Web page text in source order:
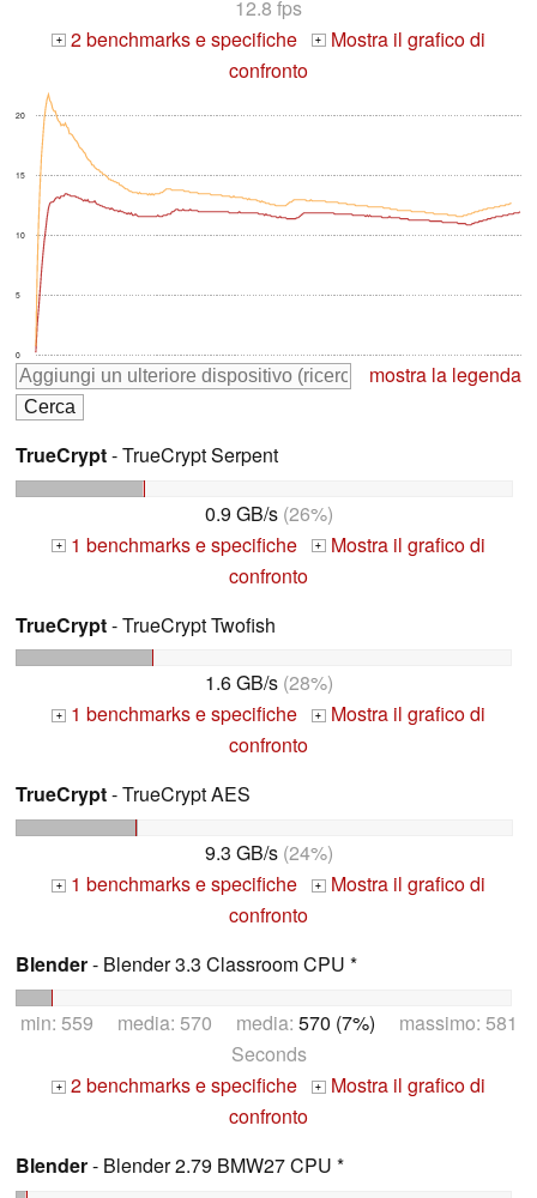
12.8 fps
+ 2 benchmarks e specifiche + Mostra il grafico di
confronto
0
5
10
15
20
mostra la legenda
TrueCrypt- TrueCrypt Serpent
0.9 GB/s(26%)
+ 1 benchmarks e specifiche + Mostra il grafico di
confronto
TrueCrypt- TrueCrypt Twofish
1.6 GB/s(28%)
+ 1 benchmarks e specifiche + Mostra il grafico di
confronto
TrueCrypt- TrueCrypt AES
9.3 GB/s(24%)
+ 1 benchmarks e specifiche + Mostra il grafico di
confronto
Blender- Blender 3.3 Classroom CPU *
min: 559 media: 570 media: 570 (7%) massimo: 581
Seconds
+ 2 benchmarks e specifiche + Mostra il grafico di
confronto
Blender- Blender 2.79 BMW27 CPU *